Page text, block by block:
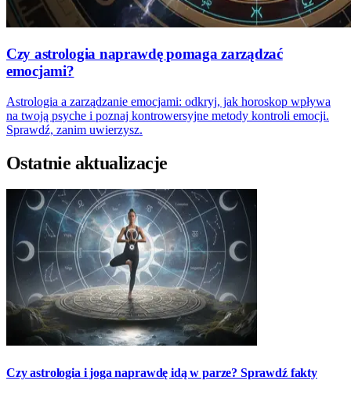
Czy astrologia naprawdę pomaga zarządzać
emocjami?
Astrologia a zarządzanie emocjami: odkryj, jak horoskop wpływa
na twoją psyche i poznaj kontrowersyjne metody kontroli emocji.
Sprawdź, zanim uwierzysz.
Ostatnie aktualizacje
Czy astrologia i joga naprawdę idą w parze? Sprawdź fakty